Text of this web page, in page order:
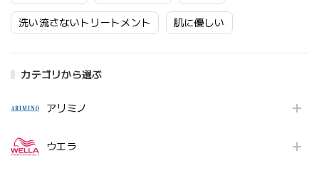
洗い流さないトリートメント 肌に優しい
カテゴリから選ぶ
アリミノ
ウエラ